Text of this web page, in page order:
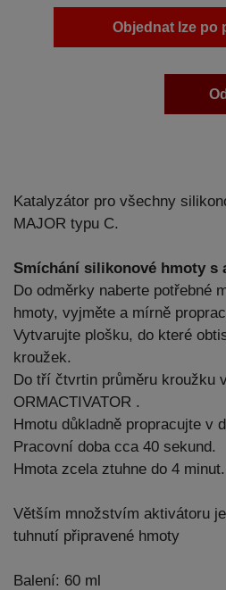
Objednat lze po
Katalyzátor pro všechny
MAJOR typu C.
Smíchání silikonové hmoty s
Do odměrky naberte potřebné
hmoty, vyjměte a mírně
Vytvarujte plošku, do které
kroužek.
Do tří čtvrtin průměru kroužku
ORMACTIVATOR .
Hmotu důkladně propracujte v
Pracovní doba cca 40 sekund.
Hmota zcela ztuhne do 4 minut.
Větším množstvím aktivátoru
tuhnutí připravené hmoty
Balení: 60 ml